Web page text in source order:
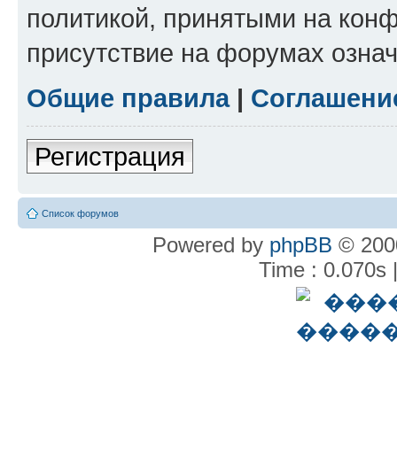
политикой, принятыми на
присутствие на форумах
Общие правила|
Регистрация
Список форумов
Powered by phpBB ©
Time : 0.070s